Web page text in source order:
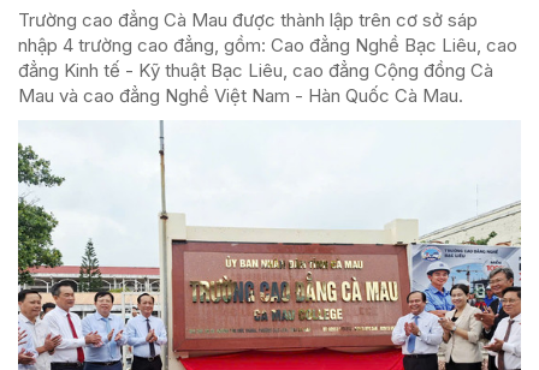
Trường cao đẳng Cà Mau được thành lập trên cơ sở sáp
nhập 4 trường cao đẳng, gồm: Cao đẳng Nghề Bạc Liêu, cao
đẳng Kinh tế - Kỹ thuật Bạc Liêu, cao đẳng Cộng đồng Cà
Mau và cao đẳng Nghề Việt Nam - Hàn Quốc Cà Mau.